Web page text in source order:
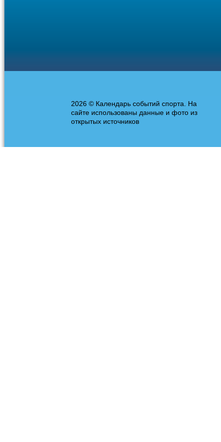
2026 © Календарь событий спорта. На
сайте использованы данные и фото из
открытых источников